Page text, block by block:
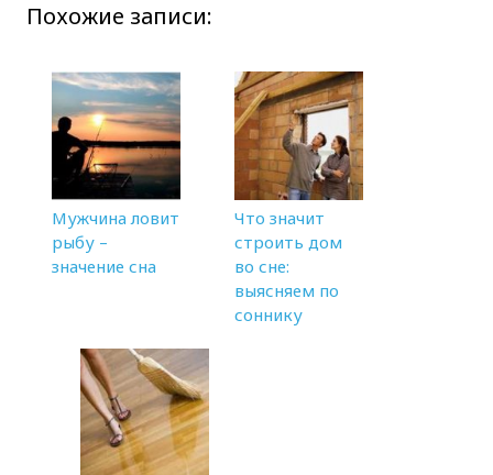
Похожие записи:
Мужчина ловит
рыбу –
значение сна
Что значит
строить дом
во сне:
выясняем по
соннику